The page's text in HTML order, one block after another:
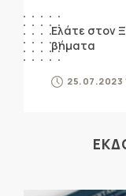
Ελάτε στον
βήματα
25.07.2023